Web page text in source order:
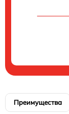
Преимущества